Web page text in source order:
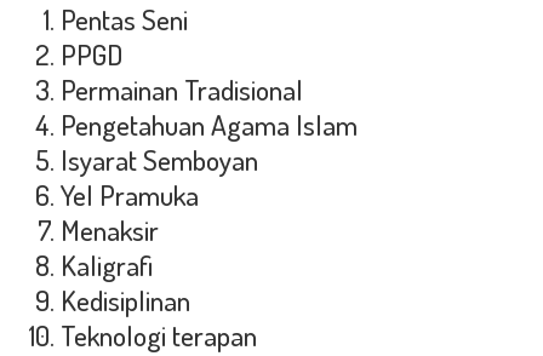
Pentas Seni
PPGD
Permainan Tradisional
Pengetahuan Agama Islam
Isyarat Semboyan
Yel Pramuka
Menaksir
Kaligrafi
Kedisiplinan
Teknologi terapan